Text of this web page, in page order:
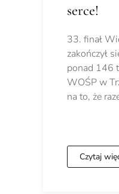
serce!
33. finał
zakończył
ponad 146
WOŚP w
na to, że
Czytaj